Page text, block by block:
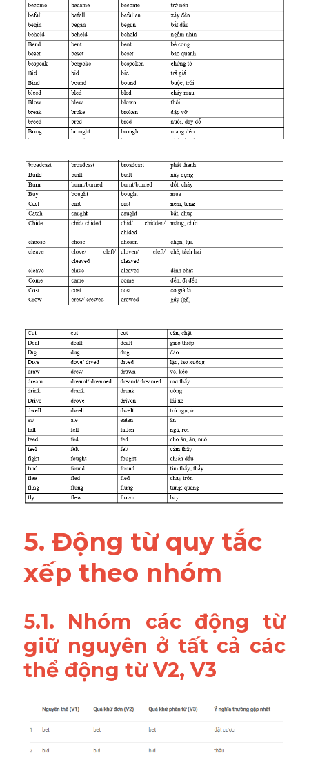
5. Động từ quy tắc
xếp theo nhóm
5.1. Nhóm các động từ
giữ nguyên ở tất cả các
thể động từ V2, V3